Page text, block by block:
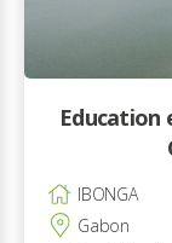
IBONGA
Gabon